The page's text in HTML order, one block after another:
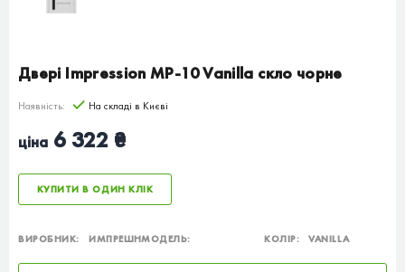
Двері Impression MP-10 Vanilla скло чорне
Наявність: На складі в Києві
ціна 6 322 ₴
КУПИТИ В ОДИН КЛІК
ВИРОБНИК: ИМПРЕШНМОДЕЛЬ: КОЛІР: VANILLA